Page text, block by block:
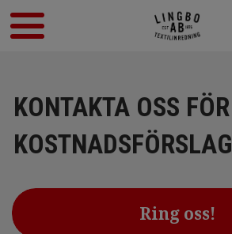
KONTAKTA OSS FÖR
KOSTNADSFÖRSLAG
Ring oss!